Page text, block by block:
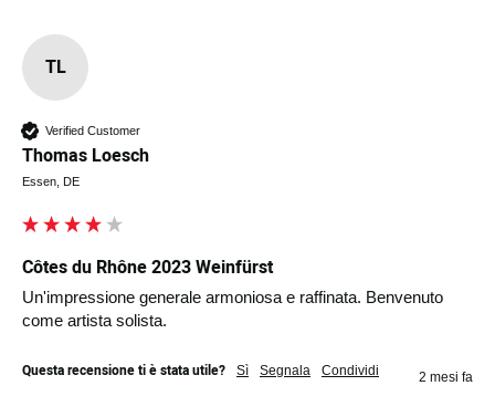
TL
Verified Customer
Thomas Loesch
Essen, DE
Côtes du Rhône 2023 Weinfürst
Un'impressione generale armoniosa e raffinata. Benvenuto
come artista solista.
Questa recensione ti è stata utile? Sì Segnala Condividi 2 mesi fa